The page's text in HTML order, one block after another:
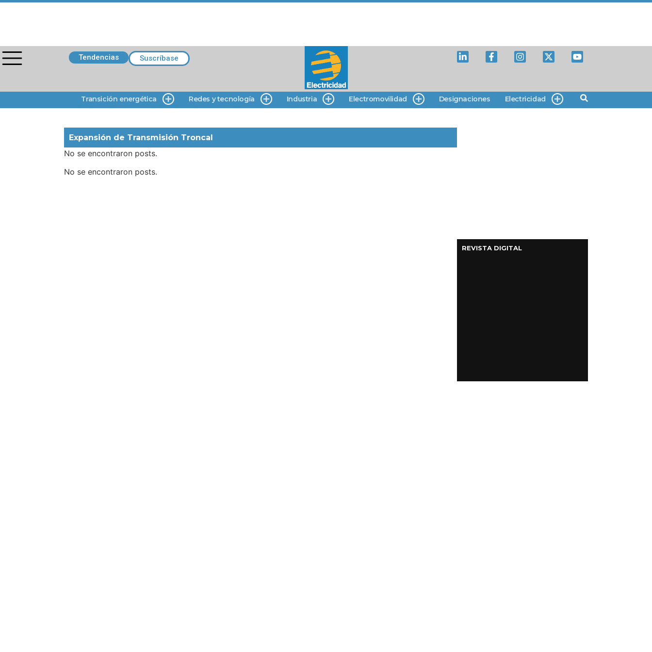
Tendencias Suscríbase
Transición energética Redes y tecnología Industria Electromovilidad Designaciones Electricidad
Expansión de Transmisión Troncal
No se encontraron posts.
No se encontraron posts.
REVISTA DIGITAL